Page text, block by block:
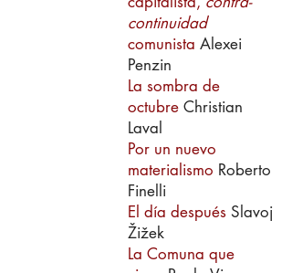
continuidad
comunista Alexei
Penzin
La sombra de
octubre Christian
Laval
Por un nuevo
materialismo Roberto
Finelli
El día después Slavoj
Žižek
La Comuna que